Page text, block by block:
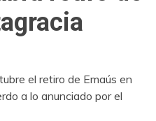
el retiro de Emaús en
a lo anunciado por el